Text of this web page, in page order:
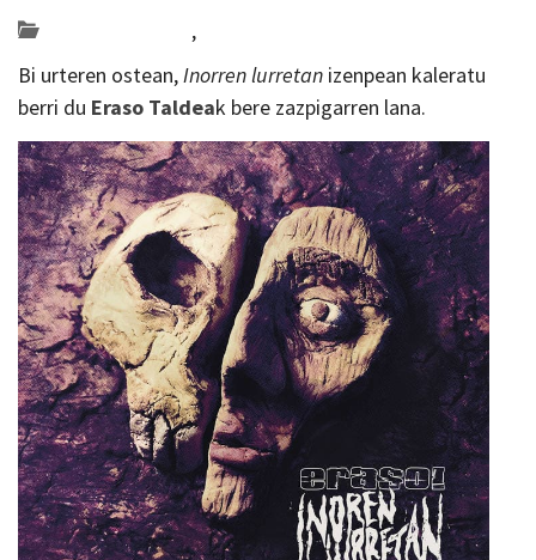
,
Bi urteren ostean,Inorren lurretan izenpean kaleratu
berri du Eraso Taldeak bere zazpigarren lana.